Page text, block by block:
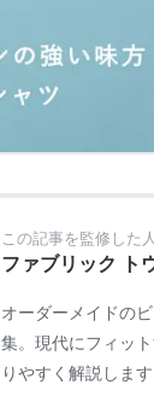
この記事を監修した人
ファブリック ト
オーダーメイドの
集。現代にフィッ
りやすく解説します